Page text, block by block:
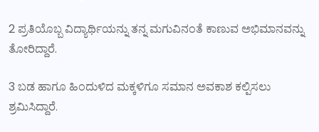
2 ಪ್ರತಿಯೊಬ್ಬ ವಿದ್ಯಾರ್ಥಿಯನ್ನು ತನ್ನ ಮಗುವಿನಂತೆ ಕಾಣುವ ಅಭಿಮಾನವನ್ನು
ತೋರಿದ್ದಾರೆ.
3 ಬಡ ಹಾಗೂ ಹಿಂದುಳಿದ ಮಕ್ಕಳಿಗೂ ಸಮಾನ ಅವಕಾಶ ಕಲ್ಪಿಸಲು
ಶ್ರಮಿಸಿದ್ದಾರೆ.